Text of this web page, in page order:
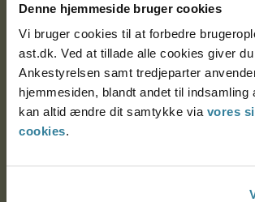
Denne hjemmeside bruger cookies
Vi bruger cookies til at forbedre
ast.dk. Ved at tillade alle cookies giver
Ankestyrelsen samt tredjeparter
hjemmesiden, blandt andet til indsamling
kan altid ændre dit samtykke via vores
cookies.
Ankestyrelsen Aalborg
Ankestyrelsen København